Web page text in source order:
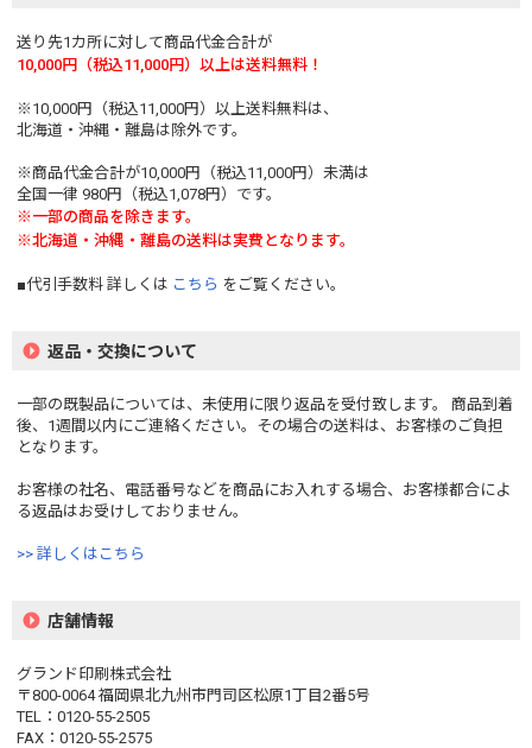
送り先1カ所に対して商品代金合計が
10,000円（税込11,000円）以上は送料無料！
※10,000円（税込11,000円）以上送料無料は、
北海道・沖縄・離島は除外です。
※商品代金合計が10,000円（税込11,000円）未満は
全国一律 980円（税込1,078円）です。
※一部の商品を除きます。
※北海道・沖縄・離島の送料は実費となります。
■代引手数料 詳しくは こちら をご覧ください。
返品・交換について
一部の既製品については、未使用に限り返品を受付致します。 商品到着
後、1週間以内にご連絡ください。その場合の送料は、お客様のご負担
となります。
お客様の社名、電話番号などを商品にお入れする場合、お客様都合によ
る返品はお受けしておりません。
>> 詳しくはこちら
店舗情報
グランド印刷株式会社
〒800-0064 福岡県北九州市門司区松原1丁目2番5号
TEL：0120-55-2505
FAX：0120-55-2575